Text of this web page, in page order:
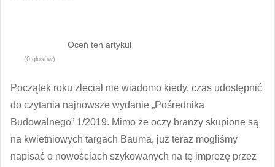
Oceń ten artykuł
(0 głosów)
Początek roku zleciał nie wiadomo kiedy, czas udostępnić
do czytania najnowsze wydanie „Pośrednika
Budowalnego” 1/2019. Mimo że oczy branży skupione są
na kwietniowych targach Bauma, już teraz mogliśmy
napisać o nowościach szykowanych na tę imprezę przez